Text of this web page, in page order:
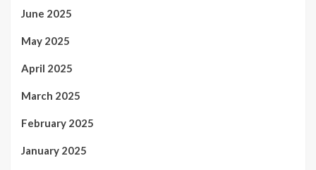
June 2025
May 2025
April 2025
March 2025
February 2025
January 2025